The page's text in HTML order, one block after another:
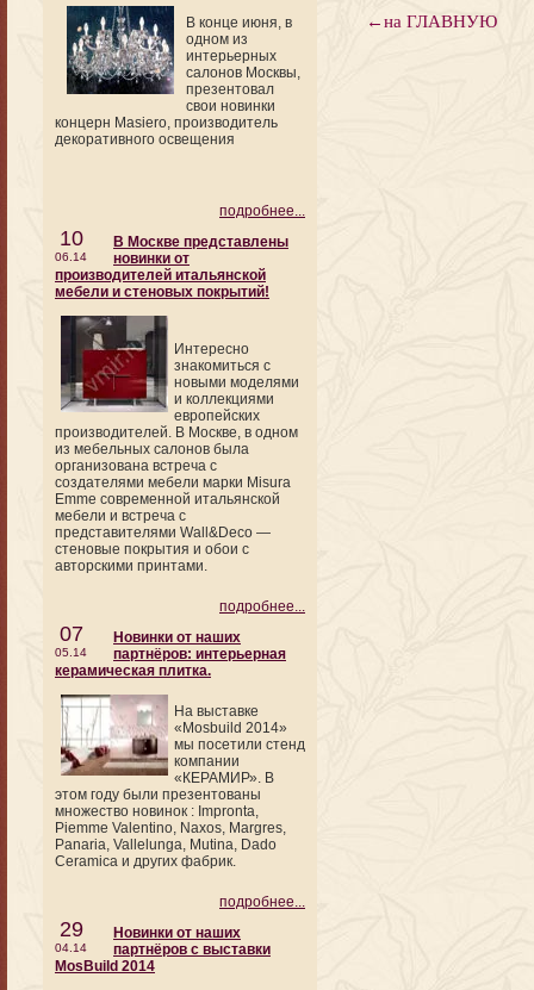
←на ГЛАВНУЮ
В конце июня, в
одном из
интерьерных
салонов Москвы,
презентовал
свои новинки
концерн Masiero, производитель
декоративного освещения
подробнее...
10
06.14
В Москве представлены
новинки от
производителей итальянской
мебели и стеновых покрытий!
Интересно
знакомиться с
новыми моделями
и коллекциями
европейских
производителей. В Москве, в одном
из мебельных салонов была
организована встреча с
создателями мебели марки Misura
Emme современной итальянской
мебели и встреча с
представителями Wall&Deco —
стеновые покрытия и обои с
авторскими принтами.
подробнее...
07
05.14
Новинки от наших
партнёров: интерьерная
керамическая плитка.
На выставке
«Mosbuild 2014»
мы посетили стенд
компании
«КЕРАМИР». В
этом году были презентованы
множество новинок : Impronta,
Piemme Valentino, Naxos, Margres,
Panaria, Vallelunga, Mutina, Dado
Ceramica и других фабрик.
подробнее...
29
04.14
Новинки от наших
партнёров с выставки
MosBuild 2014